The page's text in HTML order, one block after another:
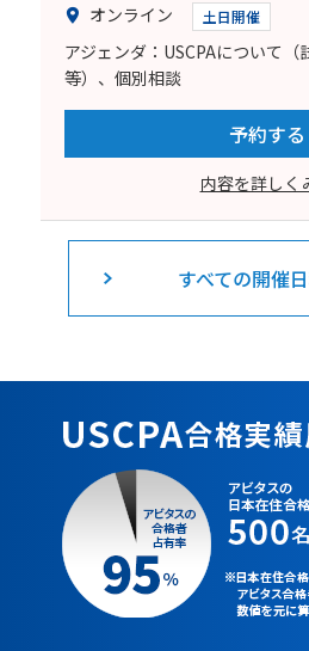
オンライン 土日開催
アジェンダ：USCPAについて
等）、個別相談
予約する
内容を詳しく
すべての開催